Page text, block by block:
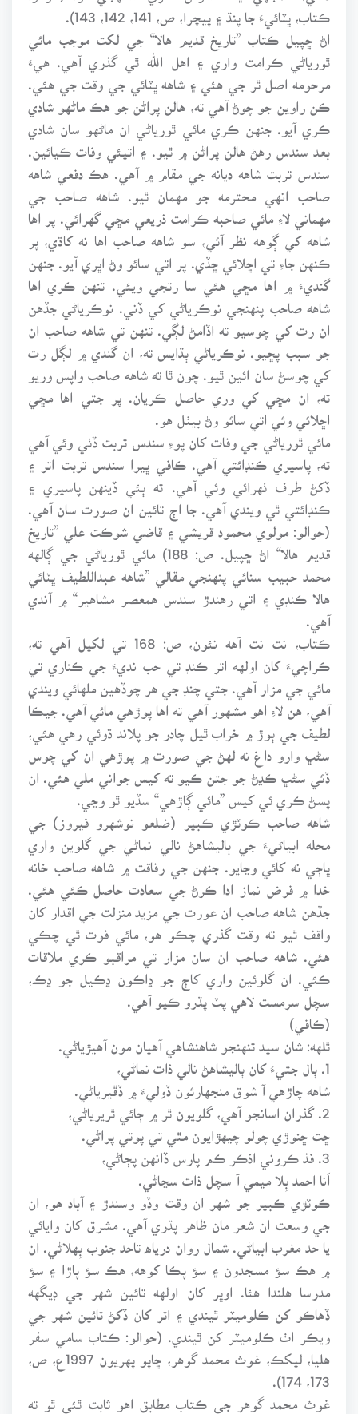
ڪتاب، ڀٽائيءَ جا پنڌ ۽ پيچرا، ص، 141، 142، 143).
اڻ ڇپيل ڪتاب ”تاريخ قديم هالا“ جي لکت موجب مائي
ٿورياڻي ڪرامت واري ۽ اهل الله ٿي گذري آهي. هيءَ
مرحومه اصل ٿر جي هئي ۽ شاهه ڀٽائي جي وقت جي هئي.
ڪن راوين جو چوڻ آهي ته، هالن پراڻن جو هڪ ماڻهو شادي
ڪري آيو. جنهن ڪري مائي ٿورياڻي ان ماڻهو سان شادي
بعد سندس رهڻ هالن پراڻن ۾ ٿيو. ۽ اتيئي وفات ڪيائين.
سندس تربت شاهه ديانه جي مقام ۾ آهي. هڪ دفعي شاهه
صاحب انهي محترمه جو مهمان ٿيو. شاهه صاحب جي
مهماني لاءِ مائي صاحبه ڪرامت ذريعي مڇي گهرائي. پر اها
شاهه کي ڳوهه نظر آئي، سو شاهه صاحب اها نه کاڌي، پر
ڪنهن جاءِ تي اڇلائي ڇڏي. پر اتي سائو وڻ اڀري آيو. جنهن
گنديءَ ۾ اها مڇي هئي سا رتجي ويئي. تنهن ڪري اها
شاهه صاحب پنهنجي نوڪرياڻي کي ڏني. نوڪرياڻي جڏهن
ان رت کي چوسيو ته اڏامڻ لڳي. تنهن تي شاهه صاحب ان
جو سبب پڇيو. نوڪرياڻي ٻڌايس ته، ان گندي ۾ لڳل رت
کي چوسڻ سان ائين ٿيو. چون ٿا ته شاهه صاحب واپس وريو
ته، ان مڇي کي وري حاصل ڪريان. پر جتي اها مڇي
اڇلائي وئي اتي سائو وڻ بيٺل هو.
مائي ٿورياڻي جي وفات کان پوءِ سندس تربت ڏٺي وئي آهي
ته، پاسيري ڪنڊائتي آهي. ڪافي ڀيرا سندس تربت اتر ۽
ڏکڻ طرف ٺهرائي وئي آهي. ته ٻئي ڏينهن پاسيري ۽
ڪنڊائتي ٿي ويندي آهي. جا اڄ تائين ان صورت سان آهي.
(حوالو: مولوي محمود قريشي ۽ قاضي شوڪت علي ”تاريخ
قديم هالا“ اڻ ڇپيل. ص: 188) مائي ٿورياڻي جي ڳالهه
محمد حبيب سنائي پنهنجي مقالي ”شاهه عبداللطيف ڀٽائي
هالا ڪنڊي ۽ اتي رهندڙ سندس همعصر مشاهير“ ۾ آندي
آهي.
ڪتاب، نت نت آهه نئون، ص: 168 تي لکيل آهي ته،
ڪراچيءَ کان اولهه اتر ڪنڊ تي حب نديءَ جي ڪناري تي
مائي جي مزار آهي. جتي چنڊ جي هر چوڏهين ملهائي ويندي
آهي، هن لاءِ اهو مشهور آهي ته اها پوڙهي مائي آهي. جيڪا
لطيف جي ٻوڙ ۾ خراب ٿيل چادر جو پلاند ڌوئي رهي هئي،
سڻڀ وارو داغ نه لهڻ جي صورت ۾ پوڙهي ان کي چوس
ڏئي سڻڀ ڪڍڻ جو جتن ڪيو ته کيس جواني ملي هئي. ان
پسڻ ڪري ئي کيس ”مائي ڳاڙهي“ سڏيو ٿو وڃي.
شاهه صاحب ڪوٽڙي ڪبير (ضلعو نوشهرو فيروز) جي
محله ابياڻيءَ جي ٻاليشاهڻ نالي نماڻي جي گلوين واري
ڀاڄي نه کائي وڃايو. جنهن جي رفاقت ۾ شاهه صاحب خانه
خدا ۾ فرض نماز ادا ڪرڻ جي سعادت حاصل ڪئي هئي.
جڏهن شاهه صاحب ان عورت جي مزيد منزلت جي اقدار کان
واقف ٿيو ته وقت گذري چڪو هو، مائي فوت ٿي چڪي
هئي. شاهه صاحب ان سان مزار تي مراقبو ڪري ملاقات
ڪئي. ان گلوئين واري کاڄ جو ڍاڪون ڍڪيل جو ڍڪ،
سچل سرمست لاهي پٽ پڌرو ڪيو آهي.
(ڪافي)
ٿلهه: شان سيد تنهنجو شاهنشاهي آهيان مون آهيڙياڻي.
1. ٻال جتيءَ کان ٻاليشاهڻ نالي ذات نماڻي،
شاهه چاڙهي آ شوق منجهارئون ڏوليءَ ۾ ڏڦيرياڻي.
2. گذران اسانجو آهي، گلويون ٿر ۾ ڄائي ٿريرياڻي،
ڇت ڇنوڙي چولو چيهڙايون مٿي تي پوتي پراڻي.
3. فذ ڪروني اذڪر ڪم پارس ڏانهن پڄاڻي،
اَنا احمد بِلا ميمي آ سچل ذات سڃاڻي.
ڪوٽڙي ڪبير جو شهر ان وقت وڏو وسندڙ ۽ آباد هو، ان
جي وسعت ان شعر مان ظاهر پڌري آهي. مشرق کان وايائي
يا حد مغرب ابياڻي. شمال روان درياه تاحد جنوب بِهلاڻي. ان
۾ هڪ سؤ مسجدون ۽ سؤ پڪا کوهه، هڪ سؤ پاڙا ۽ سؤ
مدرسا هلندا هئا. اوڀر کان اولهه تائين شهر جي ڊيگهه
ڏهاڪو کن ڪلوميٽر ٿيندي ۽ اتر کان ڏکڻ تائين شهر جي
ويڪر اٺ ڪلوميٽر کن ٿيندي. (حوالو: ڪتاب سامي سفر
173، 174).
غوث محمد گوهر جي ڪتاب مطابق اهو ثابت ٿئي ٿو ته